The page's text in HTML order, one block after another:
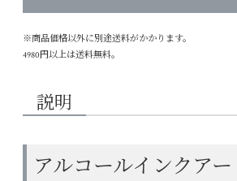
※商品価格以外に別途送料がかかります。
4980円以上は送料無料。
説明
アルコールインクア